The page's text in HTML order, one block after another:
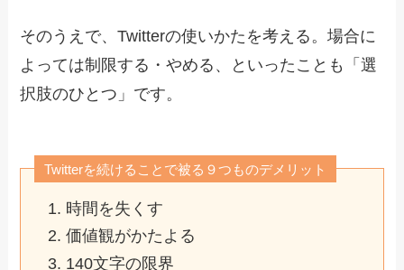
そのうえで、Twitterの使いかたを考える。場合に
よっては制限する・やめる、といったことも「選
択肢のひとつ」です。
Twitterを続けることで被る９つものデメリット
時間を失くす
価値観がかたよる
140文字の限界